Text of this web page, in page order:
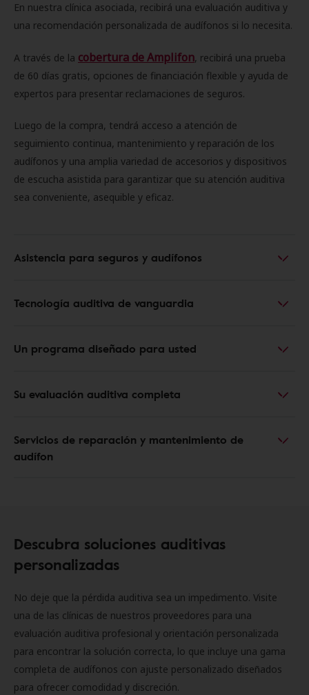
En nuestra clínica asociada, recibirá una evaluación auditiva y
una recomendación personalizada de audífonos si lo necesita.
A través de la cobertura de Amplifon, recibirá una prueba
de 60 días gratis, opciones de financiación flexible y ayuda de
expertos para presentar reclamaciones de seguros.
Luego de la compra, tendrá acceso a atención de
seguimiento continua, mantenimiento y reparación de los
audífonos y una amplia variedad de accesorios y dispositivos
de escucha asistida para garantizar que su atención auditiva
sea conveniente, asequible y eficaz.
Asistencia para seguros y audífonos
Tecnología auditiva de vanguardia
Un programa diseñado para usted
Su evaluación auditiva completa
Servicios de reparación y mantenimiento de
audífon
Descubra soluciones auditivas
personalizadas
No deje que la pérdida auditiva sea un impedimento. Visite
una de las clínicas de nuestros proveedores para una
evaluación auditiva profesional y orientación personalizada
para encontrar la solución correcta, lo que incluye una gama
completa de audífonos con ajuste personalizado diseñados
para ofrecer comodidad y discreción.